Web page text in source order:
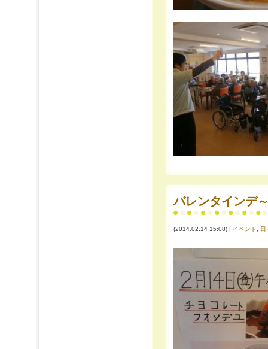
バレンタインデ
(2014.02.14 15:08) | イベント 日